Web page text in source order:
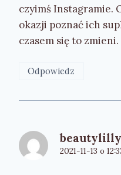
czyimś Instagramie.
okazji poznać ich
czasem się to zmieni.
Odpowiedz
beautylilly
2021-11-13 o